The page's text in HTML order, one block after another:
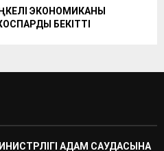
ЭКОНОМИКАНЫ
БЕКІТТІ
АДАМ САУДАСЫНА